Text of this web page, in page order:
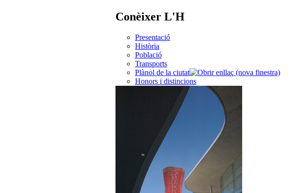
Conèixer L'H
Presentació
Història
Població
Transports
Plànol de la ciutat
Honors i distincions